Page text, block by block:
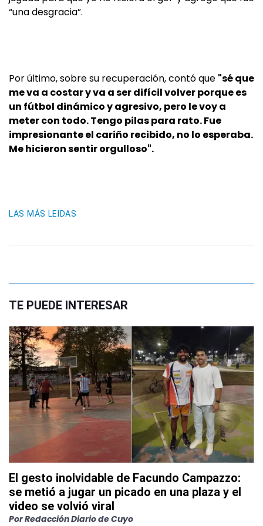
“una desgracia”.
Por último, sobre su recuperación, contó que "sé que
me va a costar y va a ser difícil volver porque es
un fútbol dinámico y agresivo, pero le voy a
meter con todo. Tengo pilas para rato. Fue
impresionante el cariño recibido, no lo esperaba.
Me hicieron sentir orgulloso".
LAS MÁS LEIDAS
TE PUEDE INTERESAR
El gesto inolvidable de Facundo Campazzo:
se metió a jugar un picado en una plaza y el
video se volvió viral
PorRedacción Diario de Cuyo